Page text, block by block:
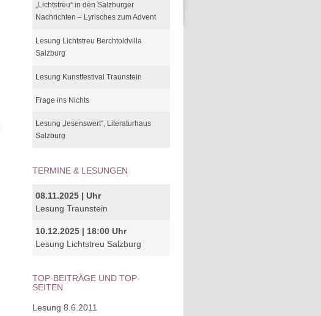
„Lichtstreu“ in den Salzburger
Nachrichten – Lyrisches zum Advent
Lesung Lichtstreu Berchtoldvilla
Salzburg
Lesung Kunstfestival Traunstein
Frage ins Nichts
Lesung „lesenswert“, Literaturhaus
Salzburg
TERMINE & LESUNGEN
08.11.2025 | Uhr
Lesung Traunstein
10.12.2025 | 18:00 Uhr
Lesung Lichtstreu Salzburg
TOP-BEITRÄGE UND TOP-
SEITEN
Lesung 8.6.2011